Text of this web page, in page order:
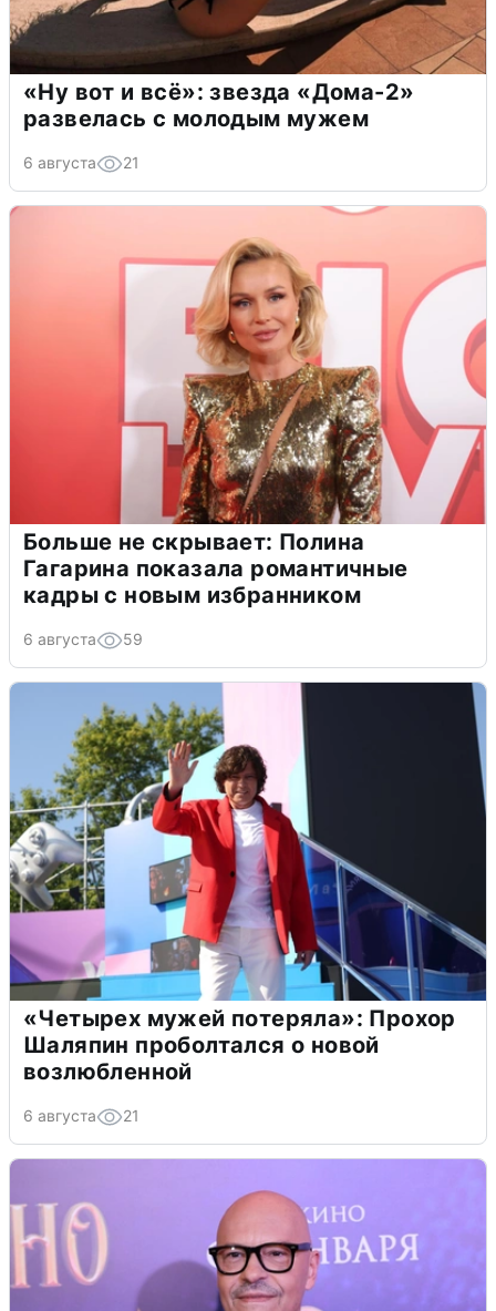
«Ну вот и всё»: звезда «Дома-2»
развелась с молодым мужем
6 августа 21
Больше не скрывает: Полина
Гагарина показала романтичные
кадры с новым избранником
6 августа 59
«Четырех мужей потеряла»: Прохор
Шаляпин проболтался о новой
возлюбленной
6 августа 21